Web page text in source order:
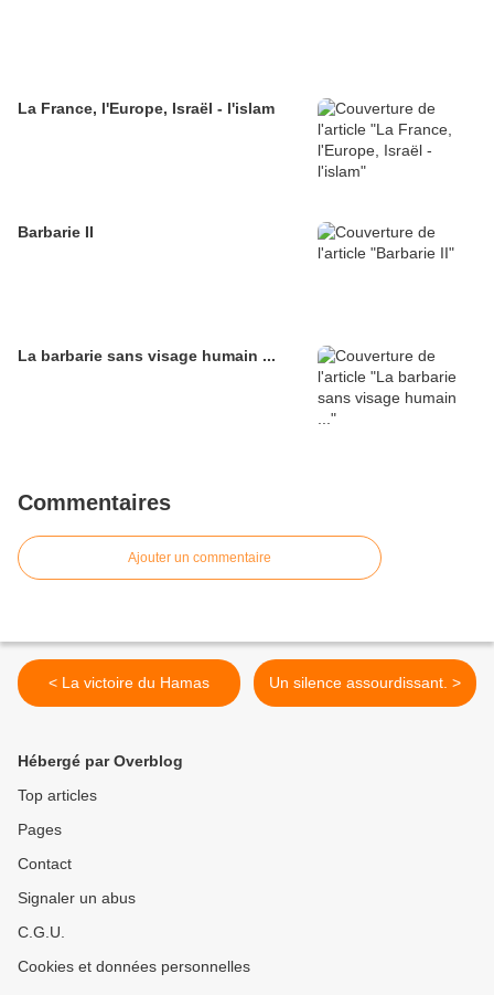
La France, l'Europe, Israël - l'islam
Barbarie II
La barbarie sans visage humain ...
Commentaires
Ajouter un commentaire
< La victoire du Hamas Un silence assourdissant. >
Hébergé par Overblog
Top articles
Pages
Contact
Signaler un abus
C.G.U.
Cookies et données personnelles